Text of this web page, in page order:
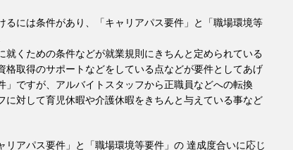
るには条件があり、「キャリアパス要件」と「職場環境等
就くための条件などが就業規則にきちんと定められている
格取得のサポートなどをしている点などが要件としてあげ
」ですが、アルバイトスタッフから正職員などへの転換
に対して育児休暇や介護休暇をきちんと与えている事など
リアパス要件」と「職場環境等要件」の 達成度合いに応じ